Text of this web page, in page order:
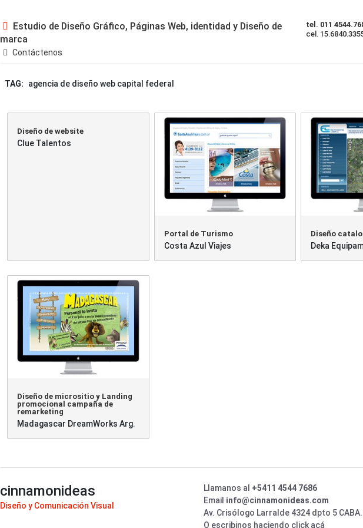
Estudio de Diseño Gráfico, Páginas Web, identidad y Diseño de
marca
Contáctenos
tel. 011
cel.
TAG: agencia de diseño web capital federal
Diseño de website
Clue Talentos
Portal de Turismo
Costa Azul Viajes
Diseño
Deka
Diseño de micrositio y Landing
promocional campaña de
remarketing
Madagascar DreamWorks Arg.
cinnamonideas
Diseño y Comunicación Visual
Llamanos al +5411 4544 7686
Email info@cinnamonideas.com
Av. Crisólogo Larralde 4324 dpto 5 CABA.
O escribinos haciendo click acá